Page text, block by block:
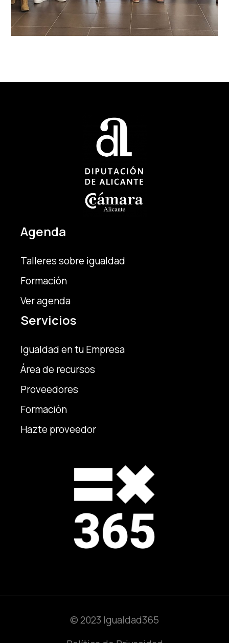
Servicios
Igualdad en tu Empresa
Área de recursos
Proveedores
Formación
Hazte proveedor
Agenda
Talleres sobre igualdad
Formación
Ver agenda
© 2023 Igualdad365